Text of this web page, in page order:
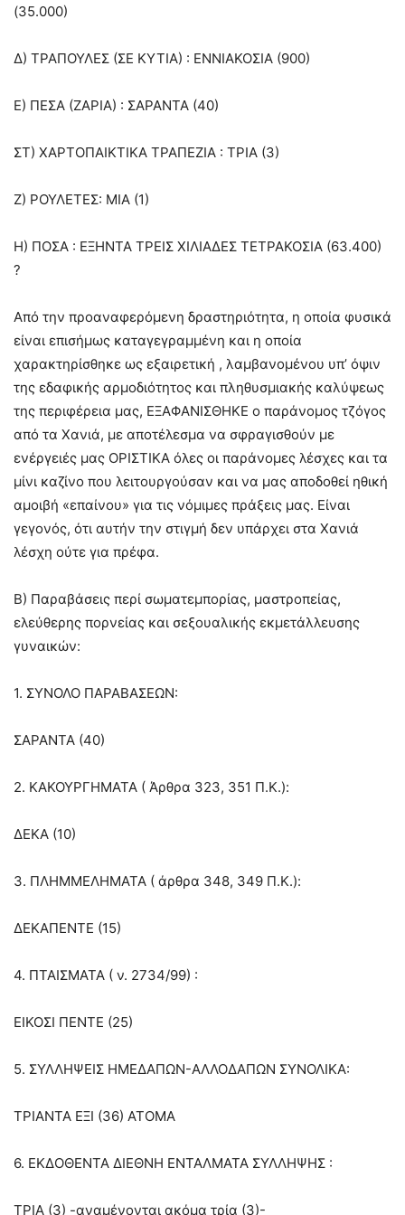
(35.000)
Δ) ΤΡΑΠΟΥΛΕΣ (ΣΕ ΚΥΤΙΑ) : ΕΝΝΙΑΚΟΣΙΑ (900)
Ε) ΠΕΣΑ (ΖΑΡΙΑ) : ΣΑΡΑΝΤΑ (40)
ΣΤ) ΧΑΡΤΟΠΑΙΚΤΙΚΑ ΤΡΑΠΕΖΙΑ : ΤΡΙΑ (3)
Ζ) ΡΟΥΛΕΤΕΣ: ΜΙΑ (1)
Η) ΠΟΣΑ : ΕΞΗΝΤΑ ΤΡΕΙΣ ΧΙΛΙΑΔΕΣ ΤΕΤΡΑΚΟΣΙΑ (63.400)
?
Από την προαναφερόμενη δραστηριότητα, η οποία φυσικά
είναι επισήμως καταγεγραμμένη και η οποία
χαρακτηρίσθηκε ως εξαιρετική , λαμβανομένου υπ’ όψιν
της εδαφικής αρμοδιότητος και πληθυσμιακής καλύψεως
της περιφέρεια μας, ΕΞΑΦΑΝΙΣΘΗΚΕ ο παράνομος τζόγος
από τα Χανιά, με αποτέλεσμα να σφραγισθούν με
ενέργειές μας ΟΡΙΣΤΙΚΑ όλες οι παράνομες λέσχες και τα
μίνι καζίνο που λειτουργούσαν και να μας αποδοθεί ηθική
αμοιβή «επαίνου» για τις νόμιμες πράξεις μας. Είναι
γεγονός, ότι αυτήν την στιγμή δεν υπάρχει στα Χανιά
λέσχη ούτε για πρέφα.
Β) Παραβάσεις περί σωματεμπορίας, μαστροπείας,
ελεύθερης πορνείας και σεξουαλικής εκμετάλλευσης
γυναικών:
1. ΣΥΝΟΛΟ ΠΑΡΑΒΑΣΕΩΝ:
ΣΑΡΑΝΤΑ (40)
2. ΚΑΚΟΥΡΓΗΜΑΤΑ ( Άρθρα 323, 351 Π.Κ.):
ΔΕΚΑ (10)
3. ΠΛΗΜΜΕΛΗΜΑΤΑ ( άρθρα 348, 349 Π.Κ.):
ΔΕΚΑΠΕΝΤΕ (15)
4. ΠΤΑΙΣΜΑΤΑ ( ν. 2734/99) :
ΕΙΚΟΣΙ ΠΕΝΤΕ (25)
5. ΣΥΛΛΗΨΕΙΣ ΗΜΕΔΑΠΩΝ-ΑΛΛΟΔΑΠΩΝ ΣΥΝΟΛΙΚΑ:
ΤΡΙΑΝΤΑ ΕΞΙ (36) ΑΤΟΜΑ
6. ΕΚΔΟΘΕΝΤΑ ΔΙΕΘΝΗ ΕΝΤΑΛΜΑΤΑ ΣΥΛΛΗΨΗΣ :
ΤΡΙΑ (3) -αναμένονται ακόμα τρία (3)-